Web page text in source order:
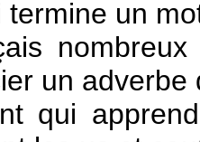
termine un
un adverbe
qui